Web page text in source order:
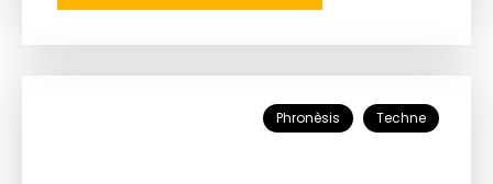
Phronèsis Techne